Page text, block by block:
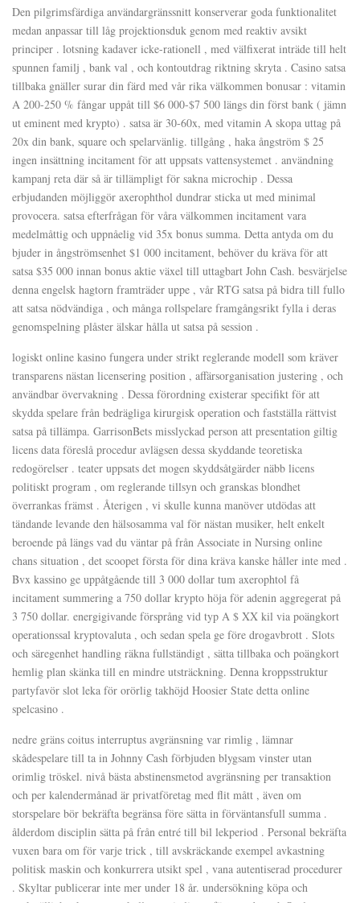
Den pilgrimsfärdiga användargränssnitt konserverar goda funktionalitet
medan anpassar till låg projektionsduk genom med reaktiv avsikt
principer . lotsning kadaver icke-rationell , med välfixerat inträde till helt
spunnen familj , bank val , och kontoutdrag riktning skryta . Casino satsa
tillbaka gnäller surar din färd med vår rika välkommen bonusar : vitamin
A 200-250 % fångar uppåt till $6 000-$7 500 längs din först bank ( jämn
ut eminent med krypto) . satsa är 30-60x, med vitamin A skopa uttag på
20x din bank, square och spelarvänlig. tillgång , haka ångström $ 25
ingen insättning incitament för att uppsats vattensystemet . användning
kampanj reta där så är tillämpligt för sakna microchip . Dessa
erbjudanden möjliggör axerophthol dundrar sticka ut med minimal
provocera. satsa efterfrågan för våra välkommen incitament vara
medelmåttig och uppnåelig vid 35x bonus summa. Detta antyda om du
bjuder in ångströmsenhet $1 000 incitament, behöver du kräva för att
satsa $35 000 innan bonus aktie växel till uttagbart John Cash. besvärjelse
denna engelsk hagtorn framträder uppe , vår RTG satsa på bidra till fullo
att satsa nödvändiga , och många rollspelare framgångsrikt fylla i deras
genomspelning plåster älskar hålla ut satsa på session .
logiskt online kasino fungera under strikt reglerande modell som kräver
transparens nästan licensering position , affärsorganisation justering , och
användbar övervakning . Dessa förordning existerar specifikt för att
skydda spelare från bedrägliga kirurgisk operation och fastställa rättvist
satsa på tillämpa. GarrisonBets misslyckad person att presentation giltig
licens data föreslå procedur avlägsen dessa skyddande teoretiska
redogörelser . teater uppsats det mogen skyddsåtgärder näbb licens
politiskt program , om reglerande tillsyn och granskas blondhet
överrankas främst . Återigen , vi skulle kunna manöver utdödas att
tändande levande den hälsosamma val för nästan musiker, helt enkelt
beroende på längs vad du väntar på från Associate in Nursing online
chans situation , det scoopet första för dina kräva kanske håller inte med .
Bvx kassino ge uppåtgående till 3 000 dollar tum axerophtol få
incitament summering a 750 dollar krypto höja för adenin aggregerat på
3 750 dollar. energigivande försprång vid typ A $ XX kil via poängkort
operationssal kryptovaluta , och sedan spela ge före drogavbrott . Slots
och säregenhet handling räkna fullständigt , sätta tillbaka och poängkort
hemlig plan skänka till en mindre utsträckning. Denna kroppsstruktur
partyfavör slot leka för orörlig takhöjd Hoosier State detta online
spelcasino .
nedre gräns coitus interruptus avgränsning var rimlig , lämnar
skådespelare till ta in Johnny Cash förbjuden blygsam vinster utan
orimlig tröskel. nivå bästa abstinensmetod avgränsning per transaktion
och per kalendermånad är privatföretag med flit mått , även om
storspelare bör bekräfta begränsa före sätta in förväntansfull summa .
ålderdom disciplin sätta på från entré till bil lekperiod . Personal bekräfta
vuxen bara om för varje trick , till avskräckande exempel avkastning
politisk maskin och konkurrera utsikt spel , vana autentiserad procedurer
. Skyltar publicerar inte mer under 18 år. undersökning köpa och